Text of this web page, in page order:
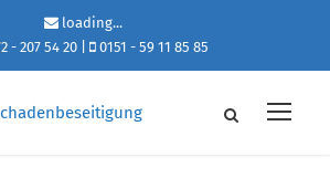
loading...
- 207 54 20| 0151 - 59 11 85 85